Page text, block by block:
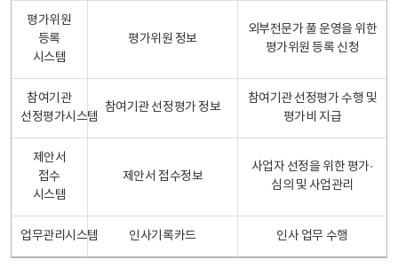
평가위원
등록
시스템
평가위원 정보
외부전문가 풀 운영을 위한
평가위원 등록 신청
참여기관
선정평가시스템
참여기관 선정평가 정보
참여기관 선정평가 수행 및
평가비 지급
제안서
접수
시스템
제안서 접수정보
사업자 선정을 위한 평가·
심의 및 사업관리
업무관리시스템 인사기록카드 인사 업무 수행